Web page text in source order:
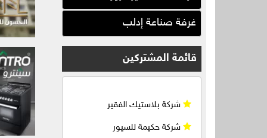
غرفة صناعة إدلب
قائمة المشتركين
شركة بلاستيك الفقير
شركة حكيمة للسيور
هرت ستانلس ستيل